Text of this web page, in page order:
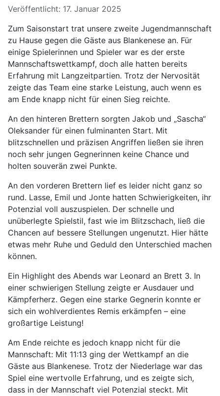
Details
Veröffentlicht: 17. Januar 2025
Zum Saisonstart trat unsere zweite Jugendmannschaft
zu Hause gegen die Gäste aus Blankenese an. Für
einige Spielerinnen und Spieler war es der erste
Mannschaftswettkampf, doch alle hatten bereits
Erfahrung mit Langzeitpartien. Trotz der Nervosität
zeigte das Team eine starke Leistung, auch wenn es
am Ende knapp nicht für einen Sieg reichte.
An den hinteren Brettern sorgten Jakob und „Sascha“
Oleksander für einen fulminanten Start. Mit
blitzschnellen und präzisen Angriffen ließen sie ihren
noch sehr jungen Gegnerinnen keine Chance und
holten souverän zwei Punkte.
An den vorderen Brettern lief es leider nicht ganz so
rund. Lasse, Emil und Jonte hatten Schwierigkeiten, ihr
Potenzial voll auszuspielen. Der schnelle und
unüberlegte Spielstil, fast wie im Blitzschach, ließ die
Chancen auf bessere Stellungen ungenutzt. Hier hätte
etwas mehr Ruhe und Geduld den Unterschied machen
können.
Ein Highlight des Abends war Leonard an Brett 3. In
einer schwierigen Stellung zeigte er Ausdauer und
Kämpferherz. Gegen eine starke Gegnerin konnte er
sich ein wohlverdientes Remis erkämpfen – eine
großartige Leistung!
Am Ende reichte es jedoch knapp nicht für die
Mannschaft: Mit 11:13 ging der Wettkampf an die
Gäste aus Blankenese. Trotz der Niederlage war das
Spiel eine wertvolle Erfahrung, und es zeigte sich,
dass in der Mannschaft viel Potenzial steckt. Mit